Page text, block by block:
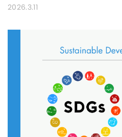
2026.3.11